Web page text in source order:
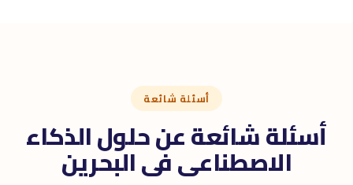
أسئلة شائعة
أسئلة شائعة عن حلول الذكاء
الاصطناعى فى البحرين